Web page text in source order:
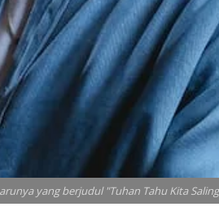
yang berjudul "Tuhan Tahu Kita